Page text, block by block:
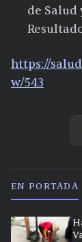
de Salud
https://
w/543
EN PORTADA